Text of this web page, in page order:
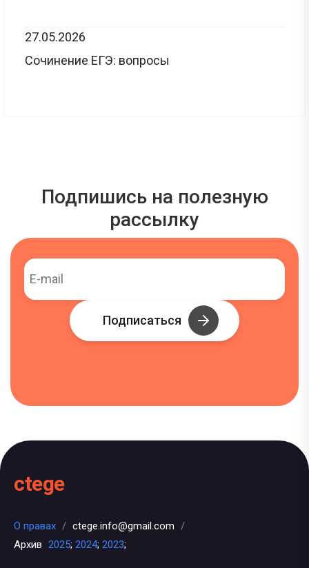
27.05.2026
Сочинение ЕГЭ: вопросы
Подпишись на полезную
рассылку
Подписаться
ctege
О правах / ctege.info@gmail.com /
Архив 2025; 2024; 2023;